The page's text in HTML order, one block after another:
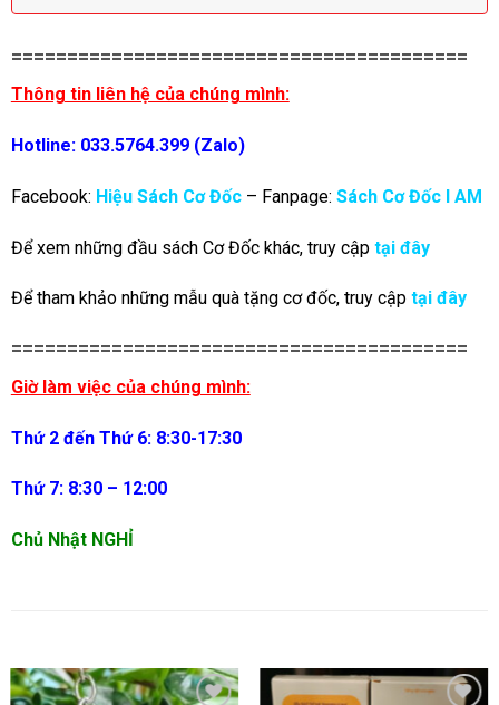
=========================================
Thông tin liên hệ của chúng mình:
Hotline: 033.5764.399 (Zalo)
Facebook: Hiệu Sách Cơ Đốc– Fanpage: Sách Cơ Đốc I AM
Để xem những đầu sách Cơ Đốc khác, truy cập tại đây
Để tham khảo những mẫu quà tặng cơ đốc, truy cập tại đây
=========================================
Giờ làm việc của chúng mình:
Thứ 2 đến Thứ 6: 8:30-17:30
Thứ 7: 8:30 – 12:00
Chủ Nhật NGHỈ